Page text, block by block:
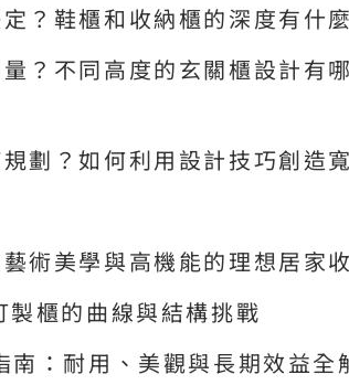
？鞋櫃和收納櫃的深度有什
？不同高度的玄關櫃設計有
劃？如何利用設計技巧創造
術美學與高機能的理想居家
櫃的曲線與結構挑戰
南：耐用、美觀與長期效益全